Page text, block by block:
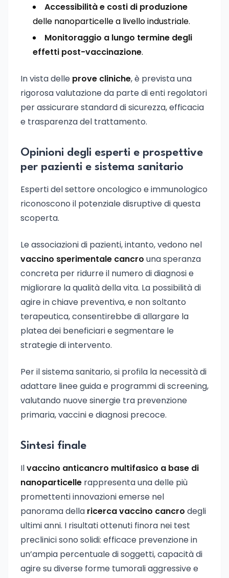
Accessibilità e costi di produzione
delle nanoparticelle a livello industriale.
Monitoraggio a lungo termine degli
effetti post-vaccinazione.
In vista delle prove cliniche, è prevista una
rigorosa valutazione da parte di enti regolatori
per assicurare standard di sicurezza, efficacia
e trasparenza del trattamento.
Opinioni degli esperti e prospettive
per pazienti e sistema sanitario
Esperti del settore oncologico e immunologico
riconoscono il potenziale disruptive di questa
scoperta.
Le associazioni di pazienti, intanto, vedono nel
vaccino sperimentale cancro una speranza
concreta per ridurre il numero di diagnosi e
migliorare la qualità della vita. La possibilità di
agire in chiave preventiva, e non soltanto
terapeutica, consentirebbe di allargare la
platea dei beneficiari e segmentare le
strategie di intervento.
Per il sistema sanitario, si profila la necessità di
adattare linee guida e programmi di screening,
valutando nuove sinergie tra prevenzione
primaria, vaccini e diagnosi precoce.
Sintesi finale
Ilvaccino anticancro multifasico a base di
nanoparticelle rappresenta una delle più
promettenti innovazioni emerse nel
panorama della ricerca vaccino cancro degli
ultimi anni. I risultati ottenuti finora nei test
preclinici sono solidi: efficace prevenzione in
un’ampia percentuale di soggetti, capacità di
agire su diverse forme tumorali aggressive e